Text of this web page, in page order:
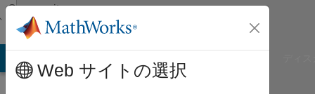
コンテンツへスキップ
Community
Profile
Web サイトの選択